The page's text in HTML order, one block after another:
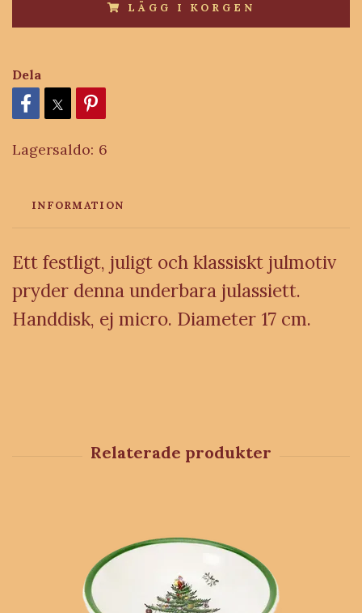
LÄGG I KORGEN
Dela
Lagersaldo: 6
INFORMATION
Ett festligt, juligt och klassiskt julmotiv
pryder denna underbara julassiett.
Handdisk, ej micro. Diameter 17 cm.